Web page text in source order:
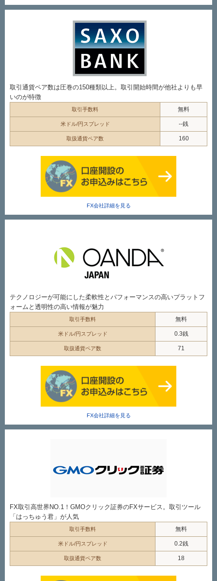
取引通貨ペア数は圧巻の150種類以上。取引開始時間が他社よりも早
いのが特徴
取引手数料 無料
米ドル/円スプレッド --銭
取扱通貨ペア数 160
FX会社詳細を見る
テクノロジーが可能にした柔軟性とパフォーマンスの高いプラットフ
ォームと透明性の高い情報が魅力
取引手数料 無料
米ドル/円スプレッド 0.3銭
取扱通貨ペア数 71
FX会社詳細を見る
FX取引高世界NO.1！GMOクリック証券のFXサービス。取引ツール
「はっちゅう君」が人気
取引手数料 無料
米ドル/円スプレッド 0.2銭
取扱通貨ペア数 18